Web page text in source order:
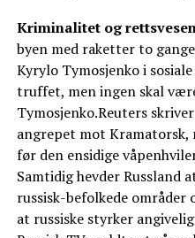
Kriminalitet og
byen med raketter to
Kyrylo Tymosjenko i
truffet, men ingen skal
Tymosjenko.Reuters
angrepet mot
før den ensidige
Samtidig hevder Russland
russisk-befolkede
at russiske styrker